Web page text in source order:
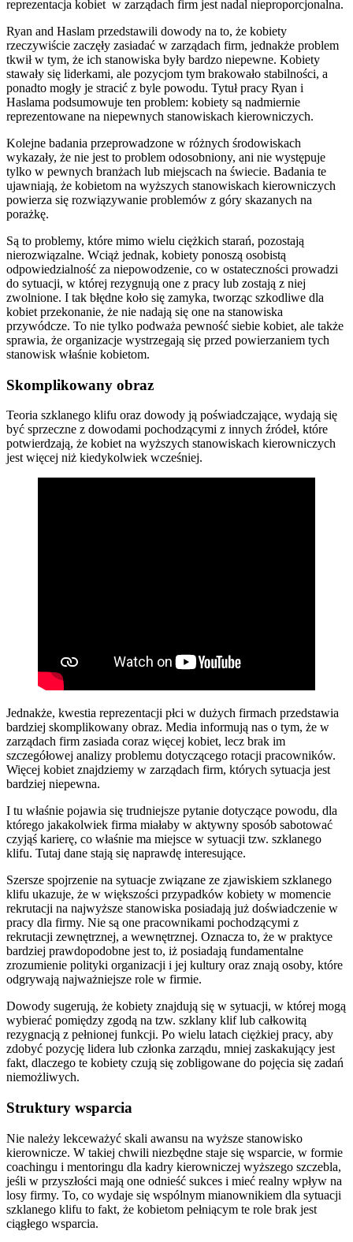
reprezentacja kobiet w zarządach firm jest nadal nieproporcjonalna.
Ryan and Haslam przedstawili dowody na to, że kobiety
rzeczywiście zaczęły zasiadać w zarządach firm, jednakże problem
tkwił w tym, że ich stanowiska były bardzo niepewne. Kobiety
stawały się liderkami, ale pozycjom tym brakowało stabilności, a
ponadto mogły je stracić z byle powodu. Tytuł pracy Ryan i
Haslama podsumowuje ten problem: kobiety są nadmiernie
reprezentowane na niepewnych stanowiskach kierowniczych.
Kolejne badania przeprowadzone w różnych środowiskach
wykazały, że nie jest to problem odosobniony, ani nie występuje
tylko w pewnych branżach lub miejscach na świecie. Badania te
ujawniają, że kobietom na wyższych stanowiskach kierowniczych
powierza się rozwiązywanie problemów z góry skazanych na
porażkę.
Są to problemy, które mimo wielu ciężkich starań, pozostają
nierozwiązalne. Wciąż jednak, kobiety ponoszą osobistą
odpowiedzialność za niepowodzenie, co w ostateczności prowadzi
do sytuacji, w której rezygnują one z pracy lub zostają z niej
zwolnione. I tak błędne koło się zamyka, tworząc szkodliwe dla
kobiet przekonanie, że nie nadają się one na stanowiska
przywódcze. To nie tylko podważa pewność siebie kobiet, ale także
sprawia, że organizacje wystrzegają się przed powierzaniem tych
stanowisk właśnie kobietom.
Skomplikowany obraz
Teoria szklanego klifu oraz dowody ją poświadczające, wydają się
być sprzeczne z dowodami pochodzącymi z innych źródeł, które
potwierdzają, że kobiet na wyższych stanowiskach kierowniczych
jest więcej niż kiedykolwiek wcześniej.
Jednakże, kwestia reprezentacji płci w dużych firmach przedstawia
bardziej skomplikowany obraz. Media informują nas o tym, że w
zarządach firm zasiada coraz więcej kobiet, lecz brak im
szczegółowej analizy problemu dotyczącego rotacji pracowników.
Więcej kobiet znajdziemy w zarządach firm, których sytuacja jest
bardziej niepewna.
I tu właśnie pojawia się trudniejsze pytanie dotyczące powodu, dla
którego jakakolwiek firma miałaby w aktywny sposób sabotować
czyjąś karierę, co właśnie ma miejsce w sytuacji tzw. szklanego
klifu. Tutaj dane stają się naprawdę interesujące.
Szersze spojrzenie na sytuacje związane ze zjawiskiem szklanego
klifu ukazuje, że w większości przypadków kobiety w momencie
rekrutacji na najwyższe stanowiska posiadają już doświadczenie w
pracy dla firmy. Nie są one pracownikami pochodzącymi z
rekrutacji zewnętrznej, a wewnętrznej. Oznacza to, że w praktyce
bardziej prawdopodobne jest to, iż posiadają fundamentalne
zrozumienie polityki organizacji i jej kultury oraz znają osoby, które
odgrywają najważniejsze role w firmie.
Dowody sugerują, że kobiety znajdują się w sytuacji, w której mogą
wybierać pomiędzy zgodą na tzw. szklany klif lub całkowitą
rezygnacją z pełnionej funkcji. Po wielu latach ciężkiej pracy, aby
zdobyć pozycję lidera lub członka zarządu, mniej zaskakujący jest
fakt, dlaczego te kobiety czują się zobligowane do pojęcia się zadań
niemożliwych.
Struktury wsparcia
Nie należy lekceważyć skali awansu na wyższe stanowisko
kierownicze. W takiej chwili niezbędne staje się wsparcie, w formie
coachingu i mentoringu dla kadry kierowniczej wyższego szczebla,
jeśli w przyszłości mają one odnieść sukces i mieć realny wpływ na
losy firmy. To, co wydaje się wspólnym mianownikiem dla sytuacji
szklanego klifu to fakt, że kobietom pełniącym te role brak jest
ciągłego wsparcia.